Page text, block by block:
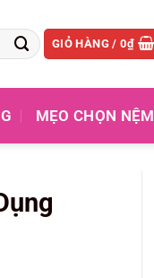
GIỎ HÀNG /0₫
MẸO CHỌN NỆM